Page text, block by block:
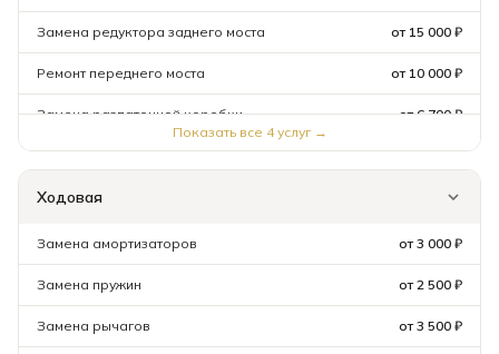
Замена редуктора заднего моста от 15 000 ₽
Ремонт переднего моста от 10 000 ₽
Замена раздаточной коробки
от 6 700 ₽
Показать все 4услуг →
Ходовая
Замена амортизаторов от 3 000 ₽
Замена пружин от 2 500 ₽
Замена рычагов от 3 500 ₽